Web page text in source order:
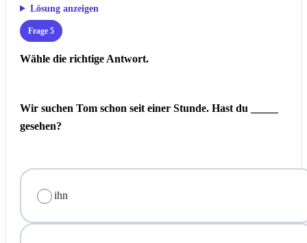
Lösung anzeigen
Frage 5
Wähle die richtige Antwort.
Wir suchen Tom schon seit einer Stunde. Hast du _____
gesehen?
ihn